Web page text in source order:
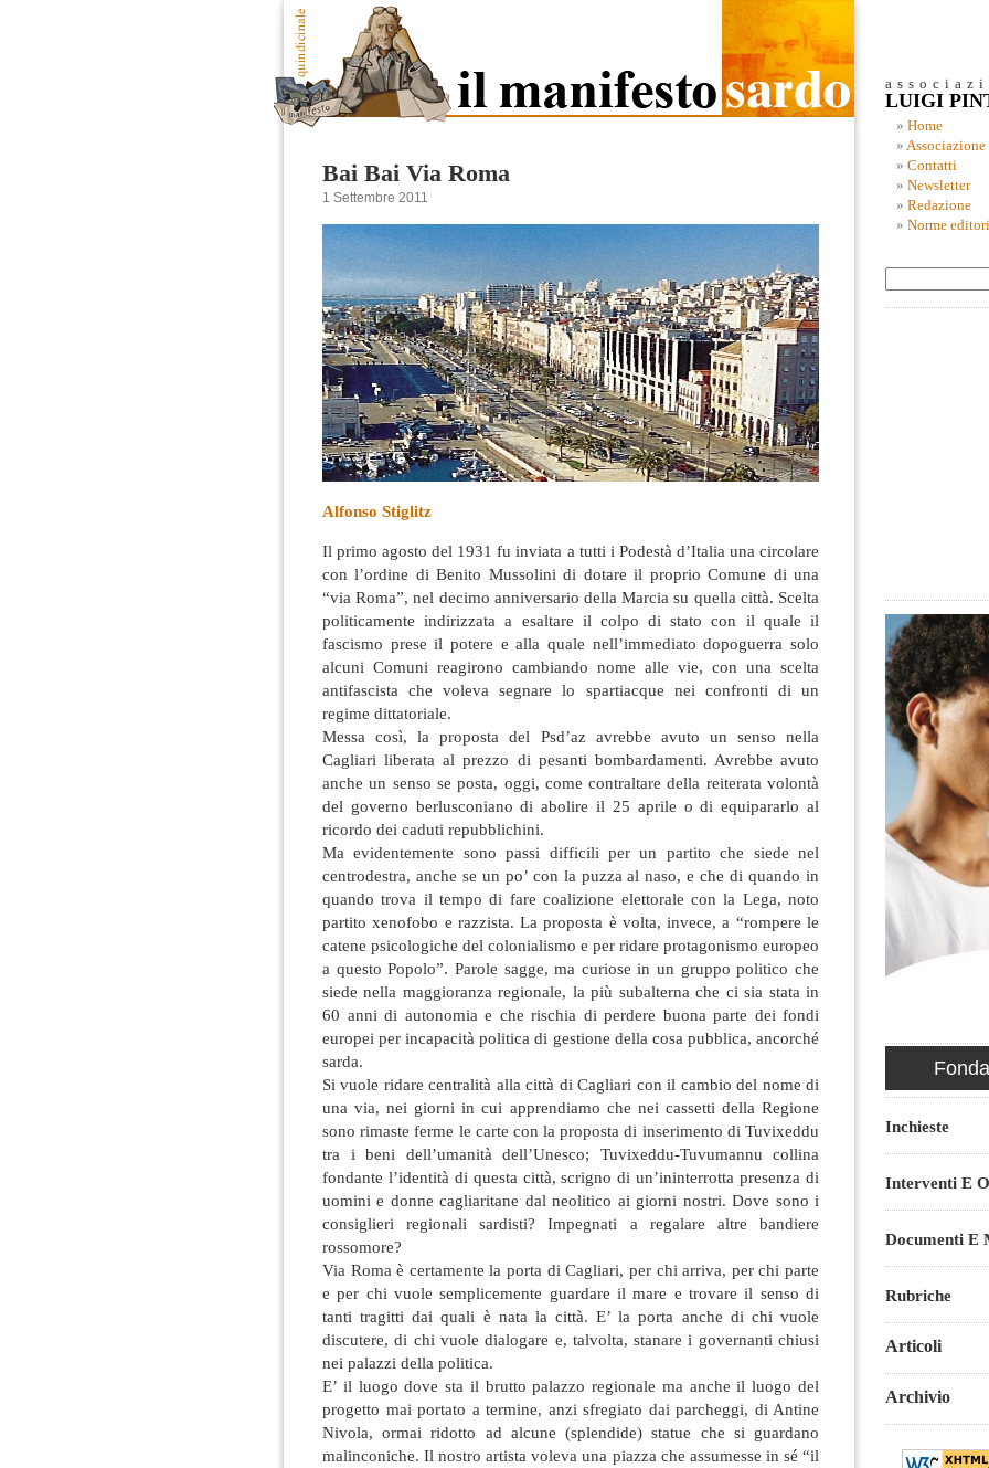
Bai Bai Via Roma
1 Settembre 2011
Alfonso Stiglitz
Il primo agosto del 1931 fu inviata a tutti i Podestà d’Italia una circolare
con l’ordine di Benito Mussolini di dotare il proprio Comune di una
“via Roma”, nel decimo anniversario della Marcia su quella città. Scelta
politicamente indirizzata a esaltare il colpo di stato con il quale il
fascismo prese il potere e alla quale nell’immediato dopoguerra solo
alcuni Comuni reagirono cambiando nome alle vie, con una scelta
antifascista che voleva segnare lo spartiacque nei confronti di un
regime dittatoriale.
Messa così, la proposta del Psd’az avrebbe avuto un senso nella
Cagliari liberata al prezzo di pesanti bombardamenti. Avrebbe avuto
anche un senso se posta, oggi, come contraltare della reiterata volontà
del governo berlusconiano di abolire il 25 aprile o di equipararlo al
ricordo dei caduti repubblichini.
Ma evidentemente sono passi difficili per un partito che siede nel
centrodestra, anche se un po’ con la puzza al naso, e che di quando in
quando trova il tempo di fare coalizione elettorale con la Lega, noto
partito xenofobo e razzista. La proposta è volta, invece, a “rompere le
catene psicologiche del colonialismo e per ridare protagonismo europeo
a questo Popolo”. Parole sagge, ma curiose in un gruppo politico che
siede nella maggioranza regionale, la più subalterna che ci sia stata in
60 anni di autonomia e che rischia di perdere buona parte dei fondi
europei per incapacità politica di gestione della cosa pubblica, ancorché
sarda.
Si vuole ridare centralità alla città di Cagliari con il cambio del nome di
una via, nei giorni in cui apprendiamo che nei cassetti della Regione
sono rimaste ferme le carte con la proposta di inserimento di Tuvixeddu
tra i beni dell’umanità dell’Unesco; Tuvixeddu-Tuvumannu collina
fondante l’identità di questa città, scrigno di un’ininterrotta presenza di
uomini e donne cagliaritane dal neolitico ai giorni nostri. Dove sono i
consiglieri regionali sardisti? Impegnati a regalare altre bandiere
rossomore?
Via Roma è certamente la porta di Cagliari, per chi arriva, per chi parte
e per chi vuole semplicemente guardare il mare e trovare il senso di
tanti tragitti dai quali è nata la città. E’ la porta anche di chi vuole
discutere, di chi vuole dialogare e, talvolta, stanare i governanti chiusi
nei palazzi della politica.
E’ il luogo dove sta il brutto palazzo regionale ma anche il luogo del
progetto mai portato a termine, anzi sfregiato dai parcheggi, di Antine
Nivola, ormai ridotto ad alcune (splendide) statue che si guardano
malinconiche. Il nostro artista voleva una piazza che assumesse in sé “il
LUIGI
Home
Associazione
Contatti
Newsletter
Redazione
Norme
Inchieste
Interventi E
Documenti E
Rubriche
Articoli
Archivio